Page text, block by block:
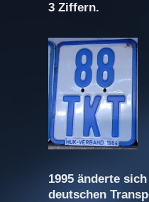
3 Ziffern.
1995 änderte
deutschen